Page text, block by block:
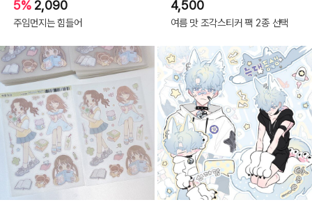
5% 2,090
주임먼지는 힘들어
4,500
여름 맛 조각스티커 팩 2종 선택